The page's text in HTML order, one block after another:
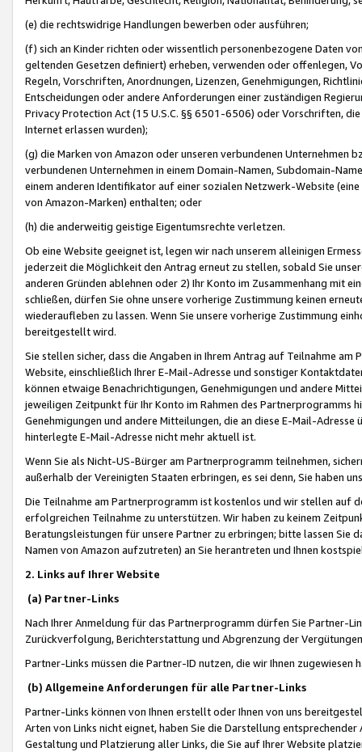
(e) die rechtswidrige Handlungen bewerben oder ausführen;
(f) sich an Kinder richten oder wissentlich personenbezogene Daten
geltenden Gesetzen definiert) erheben, verwenden oder offenlegen,
Regeln, Vorschriften, Anordnungen, Lizenzen, Genehmigungen,
Entscheidungen oder andere Anforderungen einer zuständigen
Privacy Protection Act (15 U.S.C. §§ 6501-6506) oder Vorschriften,
Internet erlassen wurden);
(g) die Marken von Amazon oder unseren verbundenen Unternehmen
verbundenen Unternehmen in einem Domain-Namen, Subdomain-
einem anderen Identifikator auf einer sozialen Netzwerk-Website
von Amazon-Marken) enthalten; oder
(h) die anderweitig geistige Eigentumsrechte verletzen.
Ob eine Website geeignet ist, legen wir nach unserem alleinigen
jederzeit die Möglichkeit den Antrag erneut zu stellen, sobald Sie
anderen Gründen ablehnen oder 2) Ihr Konto im Zusammenhang mit
schließen, dürfen Sie ohne unsere vorherige Zustimmung keinen
wiederaufleben zu lassen. Wenn Sie unsere vorherige Zustimmung
bereitgestellt wird.
Sie stellen sicher, dass die Angaben in Ihrem Antrag auf Teilnahme
Website, einschließlich Ihrer E-Mail-Adresse und sonstiger
können etwaige Benachrichtigungen, Genehmigungen und andere
jeweiligen Zeitpunkt für Ihr Konto im Rahmen des Partnerprogramms
Genehmigungen und andere Mitteilungen, die an diese E-Mail-
hinterlegte E-Mail-Adresse nicht mehr aktuell ist.
Wenn Sie als Nicht-US-Bürger am Partnerprogramm teilnehmen,
außerhalb der Vereinigten Staaten erbringen, es sei denn, Sie haben
Die Teilnahme am Partnerprogramm ist kostenlos und wir stellen auf
erfolgreichen Teilnahme zu unterstützen. Wir haben zu keinem
Beratungsleistungen für unsere Partner zu erbringen; bitte lassen Sie
Namen von Amazon aufzutreten) an Sie herantreten und Ihnen
2. Links auf Ihrer Website
(a) Partner-Links
Nach Ihrer Anmeldung für das Partnerprogramm dürfen Sie Partner-
Zurückverfolgung, Berichterstattung und Abgrenzung der
Partner-Links müssen die Partner-ID nutzen, die wir Ihnen zugewiesen
(b) Allgemeine Anforderungen für alle Partner-Links
Partner-Links können von Ihnen erstellt oder Ihnen von uns
Arten von Links nicht eignet, haben Sie die Darstellung
Gestaltung und Platzierung aller Links, die Sie auf Ihrer Website